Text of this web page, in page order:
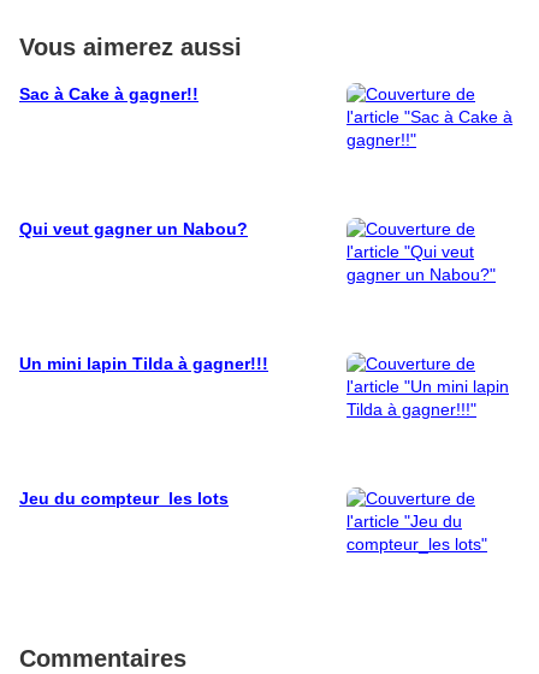
Vous aimerez aussi
Sac à Cake à gagner!!
Qui veut gagner un Nabou?
Un mini lapin Tilda à gagner!!!
Jeu du compteur_les lots
Commentaires